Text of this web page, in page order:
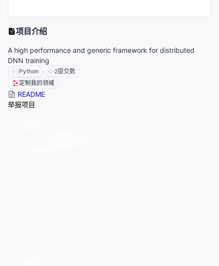
项目介绍
A high performance and generic framework for distributed
DNN training
Python 2提交数
定制我的领域
README
举报项目